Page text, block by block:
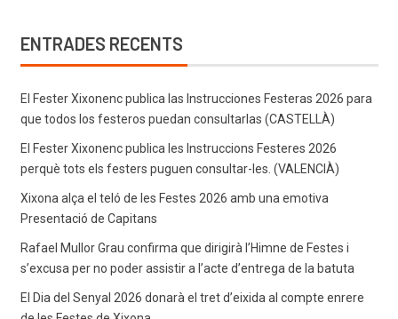
ENTRADES RECENTS
El Fester Xixonenc publica las Instrucciones Festeras 2026 para
que todos los festeros puedan consultarlas (CASTELLÀ)
El Fester Xixonenc publica les Instruccions Festeres 2026
perquè tots els festers puguen consultar-les. (VALENCIÀ)
Xixona alça el teló de les Festes 2026 amb una emotiva
Presentació de Capitans
Rafael Mullor Grau confirma que dirigirà l’Himne de Festes i
s’excusa per no poder assistir a l’acte d’entrega de la batuta
El Dia del Senyal 2026 donarà el tret d’eixida al compte enrere